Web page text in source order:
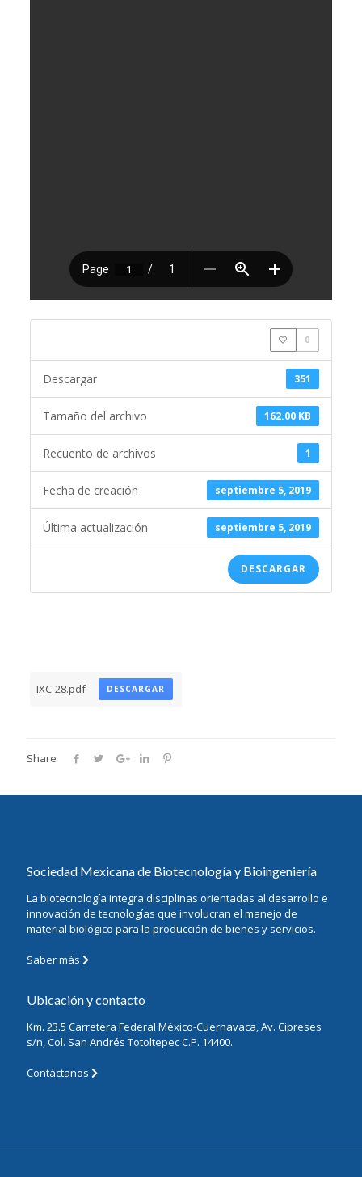
0
351
Descargar
162.00 KB
Tamaño del archivo
1
Recuento de archivos
septiembre 5, 2019
Fecha de creación
septiembre 5, 2019
Última actualización
DESCARGAR
IXC-28.pdf DESCARGAR
Share
Sociedad Mexicana de Biotecnología y Bioingeniería
La biotecnología integra disciplinas orientadas al desarrollo e
innovación de tecnologías que involucran el manejo de
material biológico para la producción de bienes y servicios.
Saber más
Ubicación y contacto
Km. 23.5 Carretera Federal México-Cuernavaca, Av. Cipreses
s/n, Col. San Andrés Totoltepec C.P. 14400.
Contáctanos